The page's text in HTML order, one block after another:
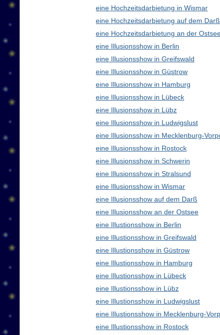
eine Hochzeitsdarbietung in Wismar
eine Hochzeitsdarbietung auf dem Darß
eine Hochzeitsdarbietung an der
eine Illusionsshow in Berlin
eine Illusionsshow in Greifswald
eine Illusionsshow in Güstrow
eine Illusionsshow in Hamburg
eine Illusionsshow in Lübeck
eine Illusionsshow in Lübz
eine Illusionsshow in Ludwigslust
eine Illusionsshow in Mecklenburg-
eine Illusionsshow in Rostock
eine Illusionsshow in Schwerin
eine Illusionsshow in Stralsund
eine Illusionsshow in Wismar
eine Illusionsshow auf dem Darß
eine Illusionsshow an der Ostsee
eine Illustionsshow in Berlin
eine Illustionsshow in Greifswald
eine Illustionsshow in Güstrow
eine Illustionsshow in Hamburg
eine Illustionsshow in Lübeck
eine Illustionsshow in Lübz
eine Illustionsshow in Ludwigslust
eine Illustionsshow in Mecklenburg-
eine Illustionsshow in Rostock